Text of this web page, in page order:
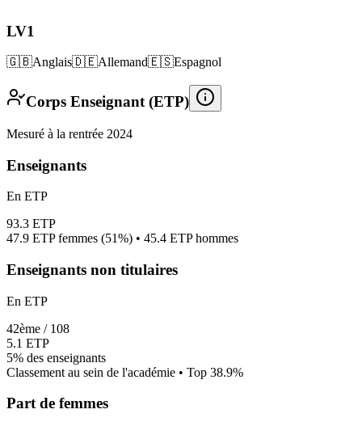
LV1
🇬🇧Anglais🇩🇪Allemand🇪🇸Espagnol
Corps Enseignant (ETP)
Mesuré à la rentrée 2024
Enseignants
En ETP
93.3 ETP
47.9 ETP femmes (51%) • 45.4 ETP hommes
Enseignants non titulaires
En ETP
42ème / 108
5.1 ETP
5% des enseignants
Classement au sein de l'académie • Top 38.9%
Part de femmes